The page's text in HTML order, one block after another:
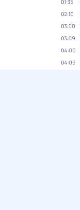
01:35
02:10
03:00
03:09
04:00
04:09